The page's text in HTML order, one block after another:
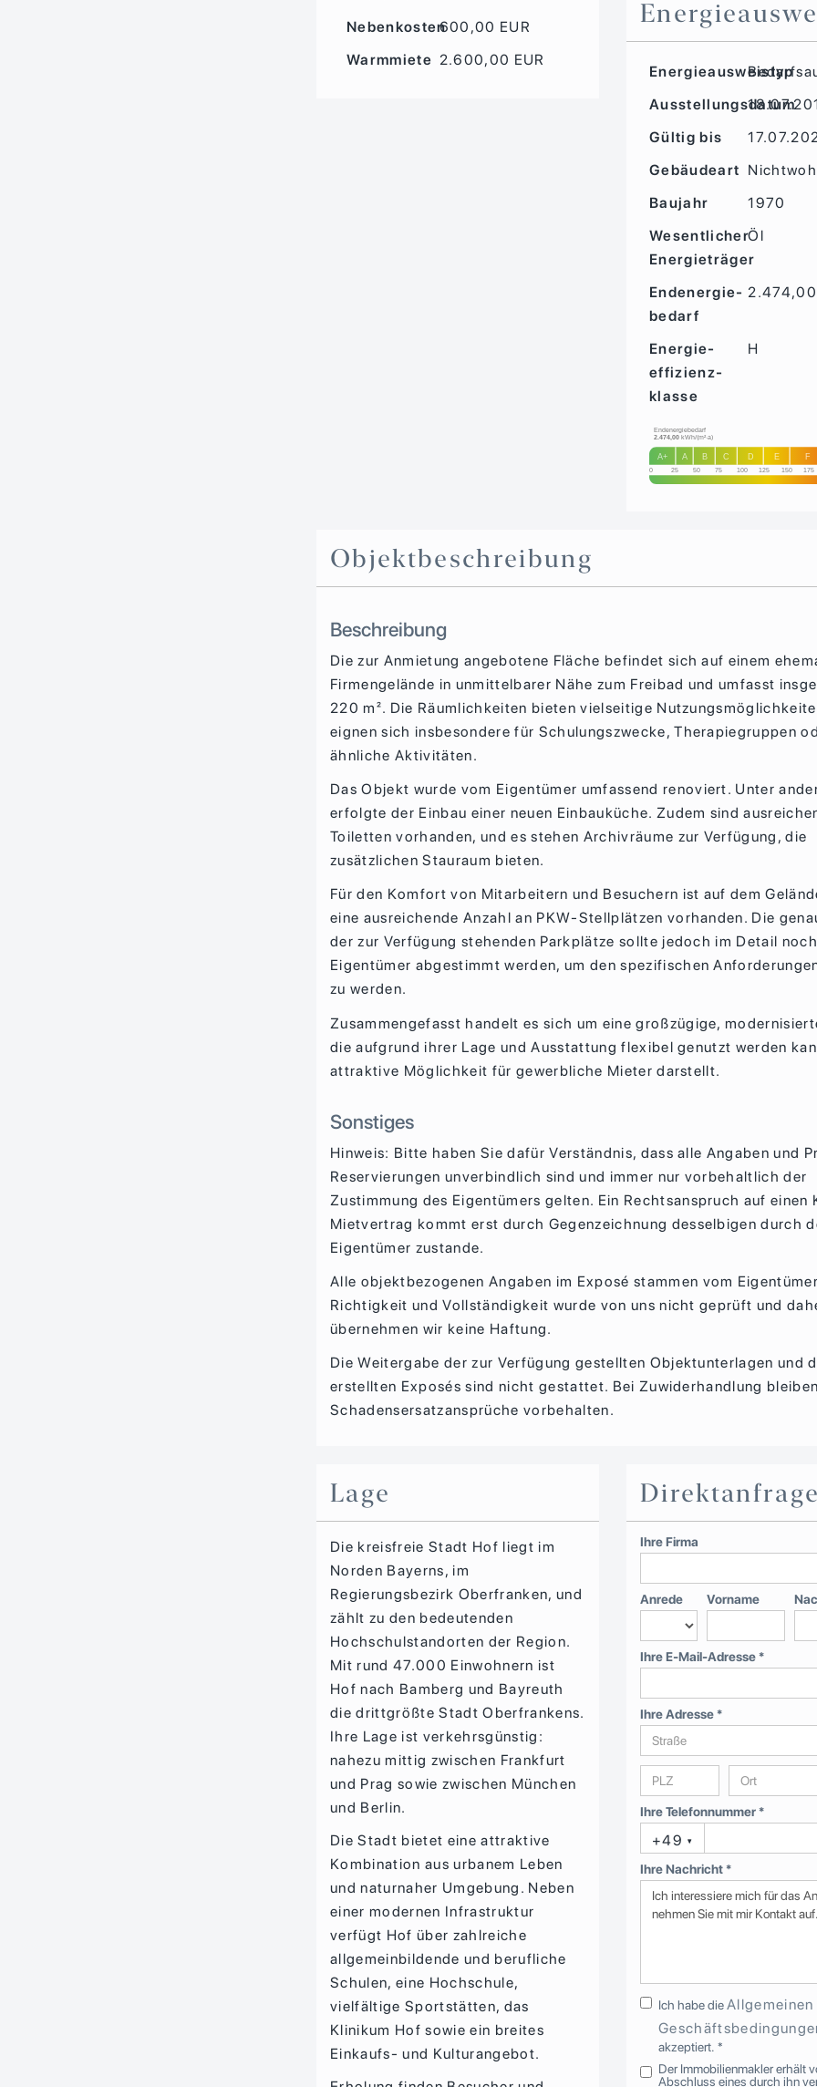
Energieausweistyp
Ausstellungsdatum
Gültig bis
Gebäudeart
Baujahr
1970
Wesentlicher
Energieträger
Öl
Endenergie­
bedarf
2.474,00
Energie­
effizienz­
klasse
H
0 25 50 75 100 125 150 175
F
E
D
C
B
A
A+
Endenergiebedarf
2.474,00kWh/(m²·a)
Nebenkosten600,00 EUR
Warmmiete 2.600,00 EUR
Objekt­beschreibung
Beschreibung
Die zur Anmietung angebotene Fläche befindet sich auf einem
Firmengelände in unmittelbarer Nähe zum Freibad und umfasst
220 m². Die Räumlichkeiten bieten vielseitige
eignen sich insbesondere für Schulungszwecke, Therapiegruppen
ähnliche Aktivitäten.
Das Objekt wurde vom Eigentümer umfassend renoviert. Unter
erfolgte der Einbau einer neuen Einbauküche. Zudem sind
Toiletten vorhanden, und es stehen Archivräume zur Verfügung, die
zusätzlichen Stauraum bieten.
Für den Komfort von Mitarbeitern und Besuchern ist auf dem
eine ausreichende Anzahl an PKW-Stellplätzen vorhanden. Die
der zur Verfügung stehenden Parkplätze sollte jedoch im Detail
Eigentümer abgestimmt werden, um den spezifischen
zu werden.
Zusammengefasst handelt es sich um eine großzügige,
die aufgrund ihrer Lage und Ausstattung flexibel genutzt werden
attraktive Möglichkeit für gewerbliche Mieter darstellt.
Sonstiges
Hinweis: Bitte haben Sie dafür Verständnis, dass alle Angaben und
Reservierungen unverbindlich sind und immer nur vorbehaltlich der
Zustimmung des Eigentümers gelten. Ein Rechtsanspruch auf einen
Mietvertrag kommt erst durch Gegenzeichnung desselbigen durch
Eigentümer zustande.
Alle objektbezogenen Angaben im Exposé stammen vom
Richtigkeit und Vollständigkeit wurde von uns nicht geprüft und
übernehmen wir keine Haftung.
Die Weitergabe der zur Verfügung gestellten Objektunterlagen und
erstellten Exposés sind nicht gestattet. Bei Zuwiderhandlung
Schadensersatzansprüche vorbehalten.
Ihre Firma
Anrede Vorname
Ihre E-Mail-Adresse *
Ihre Adresse *
Ihre Telefonnummer *
+49 ▾
Ihre Nachricht *
Ich habe dieAllgemeinen
akzeptiert. *
Der Immobilienmakler erhält
Abschluss eines durch ihn
Lage
Die kreisfreie Stadt Hof liegt im
Norden Bayerns, im
Regierungsbezirk Oberfranken, und
zählt zu den bedeutenden
Hochschulstandorten der Region.
Mit rund 47.000 Einwohnern ist
Hof nach Bamberg und Bayreuth
die drittgrößte Stadt Oberfrankens.
Ihre Lage ist verkehrsgünstig:
nahezu mittig zwischen Frankfurt
und Prag sowie zwischen München
und Berlin.
Die Stadt bietet eine attraktive
Kombination aus urbanem Leben
und naturnaher Umgebung. Neben
einer modernen Infrastruktur
verfügt Hof über zahlreiche
allgemeinbildende und berufliche
Schulen, eine Hochschule,
vielfältige Sportstätten, das
Klinikum Hof sowie ein breites
Einkaufs- und Kulturangebot.